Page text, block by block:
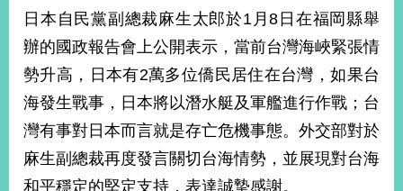
經
濟
不
落
國
台
海
日本自民黨副總裁麻生太郎於1月8日在福岡縣舉
辦的國政報告會上公開表示，當前台灣海峽緊張情
勢升高，日本有2萬多位僑民居住在台灣，如果台
海發生戰事，日本將以潛水艇及軍艦進行作戰；台
灣有事對日本而言就是存亡危機事態。外交部對於
麻生副總裁再度發言關切台海情勢，並展現對台海
和平穩定的堅定支持，表達誠摯感謝。